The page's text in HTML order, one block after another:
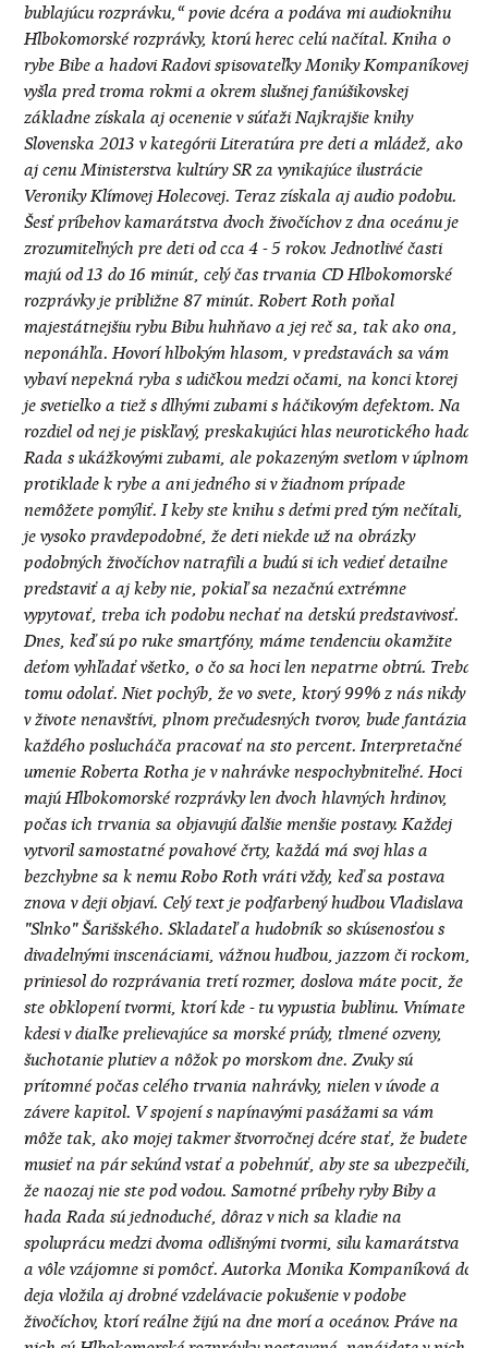
bublajúcu rozprávku,“ povie dcéra a podáva mi audioknihu
Hlbokomorské rozprávky, ktorú herec celú načítal. Kniha o
rybe Bibe a hadovi Radovi spisovateľky Moniky Kompaníkovej
vyšla pred troma rokmi a okrem slušnej fanúšikovskej
základne získala aj ocenenie v súťaži Najkrajšie knihy
Slovenska 2013 v kategórii Literatúra pre deti a mládež, ako
aj cenu Ministerstva kultúry SR za vynikajúce ilustrácie
Veroniky Klímovej Holecovej. Teraz získala aj audio podobu.
Šesť príbehov kamarátstva dvoch živočíchov z dna oceánu je
zrozumiteľných pre deti od cca 4 - 5 rokov. Jednotlivé časti
majú od 13 do 16 minút, celý čas trvania CD Hlbokomorské
rozprávky je približne 87 minút. Robert Roth poňal
majestátnejšiu rybu Bibu huhňavo a jej reč sa, tak ako ona,
neponáhľa. Hovorí hlbokým hlasom, v predstavách sa vám
vybaví nepekná ryba s udičkou medzi očami, na konci ktorej
je svetielko a tiež s dlhými zubami s háčikovým defektom. Na
rozdiel od nej je piskľavý, preskakujúci hlas neurotického hada
Rada s ukážkovými zubami, ale pokazeným svetlom v úplnom
protiklade k rybe a ani jedného si v žiadnom prípade
nemôžete pomýliť. I keby ste knihu s deťmi pred tým nečítali,
je vysoko pravdepodobné, že deti niekde už na obrázky
podobných živočíchov natrafili a budú si ich vedieť detailne
predstaviť a aj keby nie, pokiaľ sa nezačnú extrémne
vypytovať, treba ich podobu nechať na detskú predstavivosť.
Dnes, keď sú po ruke smartfóny, máme tendenciu okamžite
deťom vyhľadať všetko, o čo sa hoci len nepatrne obtrú. Treba
tomu odolať. Niet pochýb, že vo svete, ktorý 99% z nás nikdy
v živote nenavštívi, plnom prečudesných tvorov, bude fantázia
každého poslucháča pracovať na sto percent. Interpretačné
umenie Roberta Rotha je v nahrávke nespochybniteľné. Hoci
majú Hlbokomorské rozprávky len dvoch hlavných hrdinov,
počas ich trvania sa objavujú ďalšie menšie postavy. Každej
vytvoril samostatné povahové črty, každá má svoj hlas a
bezchybne sa k nemu Robo Roth vráti vždy, keď sa postava
znova v deji objaví. Celý text je podfarbený hudbou Vladislava
"Slnko" Šarišského. Skladateľ a hudobník so skúsenosťou s
divadelnými inscenáciami, vážnou hudbou, jazzom či rockom,
priniesol do rozprávania tretí rozmer, doslova máte pocit, že
ste obklopení tvormi, ktorí kde - tu vypustia bublinu. Vnímate
kdesi v diaľke prelievajúce sa morské prúdy, tlmené ozveny,
šuchotanie plutiev a nôžok po morskom dne. Zvuky sú
prítomné počas celého trvania nahrávky, nielen v úvode a
závere kapitol. V spojení s napínavými pasážami sa vám
môže tak, ako mojej takmer štvorročnej dcére stať, že budete
musieť na pár sekúnd vstať a pobehnúť, aby ste sa ubezpečili,
že naozaj nie ste pod vodou. Samotné príbehy ryby Biby a
hada Rada sú jednoduché, dôraz v nich sa kladie na
spoluprácu medzi dvoma odlišnými tvormi, silu kamarátstva
a vôle vzájomne si pomôcť. Autorka Monika Kompaníková do
deja vložila aj drobné vzdelávacie pokušenie v podobe
živočíchov, ktorí reálne žijú na dne morí a oceánov. Práve na